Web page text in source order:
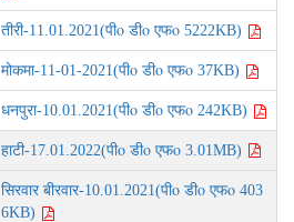
तीरी-11.01.2021(पीo डीo एफo 5222KB)
मोकमा-11-01-2021(पीo डीo एफo 37KB)
धनपुरा-10.01.2021(पीo डीo एफo 242KB)
हाटी-17.01.2022(पीo डीo एफo 3.01MB)
सिरवार बीरवार-10.01.2021(पीo डीo एफo 403
6KB)